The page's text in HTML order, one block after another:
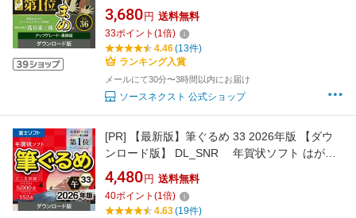
ロード版】 DL_SNR[Windows用][はがき・住所
録ソフト] 年賀状ソフト はがきソフト 年賀状作
成 喪中はがき作成 送料無料 ソースネクスト
2026年度版 人気 年賀状印刷
3,680 円 送料無料
33ポイント (1倍)
4.46(13件)
ランキング入賞
メールにて30分〜3時間以内にお届け
ソースネクスト 公式ショップ
[PR]
【最新版】筆ぐるめ 33 2026年版 【ダウ
ンロード版】 DL_SNR 年賀状ソフト はがき
ソフト 年賀状作成 喪中はがき作成 送料無料
ソースネクスト 2026年度版 人気 使いやすい 年
賀状印刷 DM作成 顧客管理
4,480 円 送料無料
40ポイント (1倍)
4.63(19件)